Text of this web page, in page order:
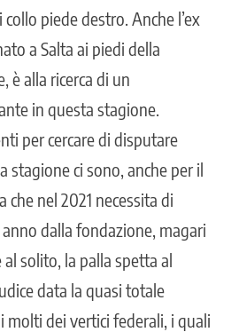
piede destro. Anche l’ex
a Salta ai piedi della
è alla ricerca di un
in questa stagione.
per cercare di disputare
stagione ci sono, anche per il
che nel 2021 necessita di
dalla fondazione, magari
solito, la palla spetta al
data la quasi totale
molti dei vertici federali, i quali